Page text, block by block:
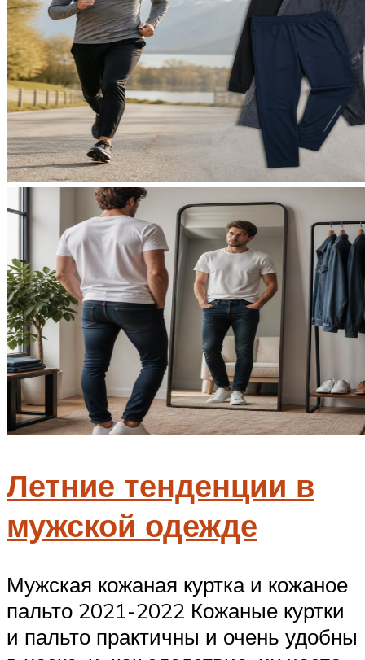
Летние тенденции в
мужской одежде
Мужская кожаная куртка и кожаное
пальто 2021-2022 Кожаные куртки
и пальто практичны и очень удобны